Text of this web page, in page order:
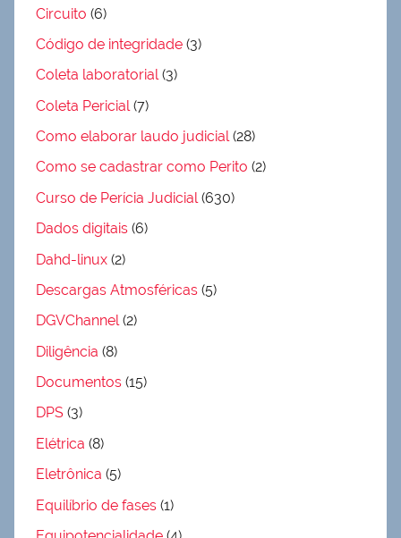
Circuito (6)
Código de integridade (3)
Coleta laboratorial(3)
Coleta Pericial (7)
Como elaborar laudo judicial(28)
Como se cadastrar como Perito (2)
Curso de Perícia Judicial (630)
Dados digitais (6)
Dahd-linux (2)
Descargas Atmosféricas (5)
DGVChannel(2)
Diligência (8)
Documentos (15)
DPS (3)
Elétrica (8)
Eletrônica (5)
Equilíbrio de fases (1)